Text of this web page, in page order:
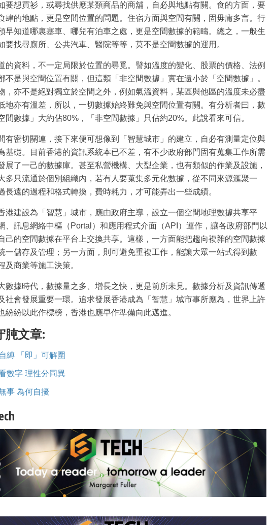
要想買衫，或尋找供應某類商品的商舖，自必與地點有關。食的方面，要
肆的地點，更是空間位置的問題。住宿方面與空間有關，固毋庸多言。行
早知道哪裏塞車、哪兒有泊車之處，更是空間數據的範疇。總之，一般生
要找尋廁所、公共汽車、醫院等等，莫不是空間數據的運用。
的資料，不一定局限於位置的尋覓。譬如溫度的變化、股票的價格、法例
不是與空間位置有關，但這類「非空間數據」實在遠小於「空間數據」。
，亦不是絕對獨立於空間之外，例如氣溫資料，某區與他區的溫度未必盡
地亦有溫差，所以，一切數據始終難免與空間位置有關。有分析者曰，數
間數據」大約佔80%，「非空間數據」只佔約20%。此說看來可信。
有密切關連，接下來便可想像到「智慧城市」的建立，自必有測量定位與
基礎。目前香港的資訊系統本已不差，有不少政府部門固有蒐集工作所需
展了一己的數據庫。甚至私營機構、大型企業，也有類似的作業及設施，
多只流通於個別組織內，若有人要蒐集多元化數據，從不同來源滙聚一
長遠的過程和格式轉換，費時耗力，才可能弄出一些成績。
港建設為「智慧」城市，應由政府主導，設立一個空間地理數據共享平
、訊息網絡中樞（Portal）和應用程式介面（API）運作，讓各政府部門以
己的空間數據在平台上交換共享。這樣，一方面能把趨向複雜的空間數據
一儲存及管理；另一方面，則可避免重複工作，能讓大眾一站式得到數
及商業等施工決策。
數據時代，數據量之多、增長之快，更是前所未見。數據分析及資訊傳遞
社會發展重要一環。追求發展香港成為「智慧」城市事所應為，世界上許
紛紛以此作標榜，香港也應早作準備向此邁進。
肫文章:
縛 「即」可解圍
數字 理性分同異
事 為何自擾